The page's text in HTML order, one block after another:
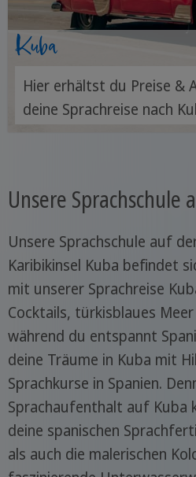
Kuba
Hier erhältst du Preise &
deine Sprachreise nach
Unsere Sprachschule
Unsere Sprachschule auf
Karibikinsel Kuba befindet
mit unserer Sprachreise
Cocktails, türkisblaues
während du entspannt
deine Träume in Kuba mit
Sprachkurse in Spanien.
Sprachaufenthalt auf Kuba
deine spanischen
als auch die malerischen